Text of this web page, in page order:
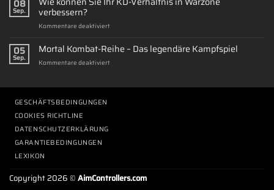
Sie
PS5-
am
08
Sep. verbessern?
Kommentare deaktiviertfür
können
Sie
Ihr
05
Sep.
Mortal Kombat-Reihe – Das legendäre Kampfspiel
Kommentare deaktiviertfür
GESCHÄFTSBEDINGUNGEN
COOKIES RICHTLINE
DATENSCHUTZERKLÄRUNG
GARANTIEBEDINGUNGEN
LEXIKON
Copyright 2026 ©AimControllers.com